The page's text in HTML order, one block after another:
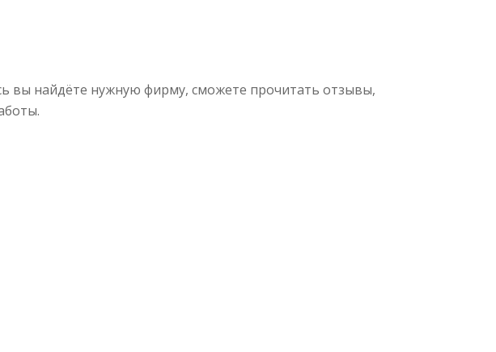
вы найдёте нужную фирму, сможете прочитать отзывы,